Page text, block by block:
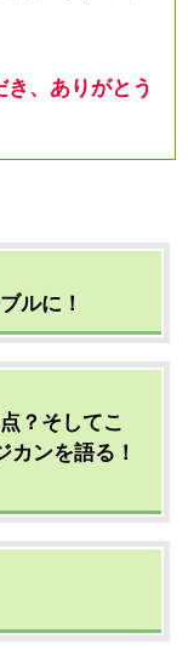
、ありがとう
ルに！
？そしてこ
ンを語る！